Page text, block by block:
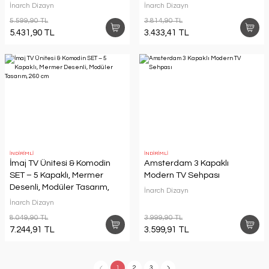
İnarch Dizayn
5.599,90 TL
5.431,90 TL
İnarch Dizayn
3.814,90 TL
3.433,41 TL
İNDİRİMLİ
İmaj TV Ünitesi & Komodin
SET – 5 Kapaklı, Mermer
Desenli, Modüler Tasarım,
260 cm
İnarch Dizayn
8.049,90 TL
7.244,91 TL
İNDİRİMLİ
Amsterdam 3 Kapaklı
Modern TV Sehpası
İnarch Dizayn
3.999,90 TL
3.599,91 TL
1 2 3